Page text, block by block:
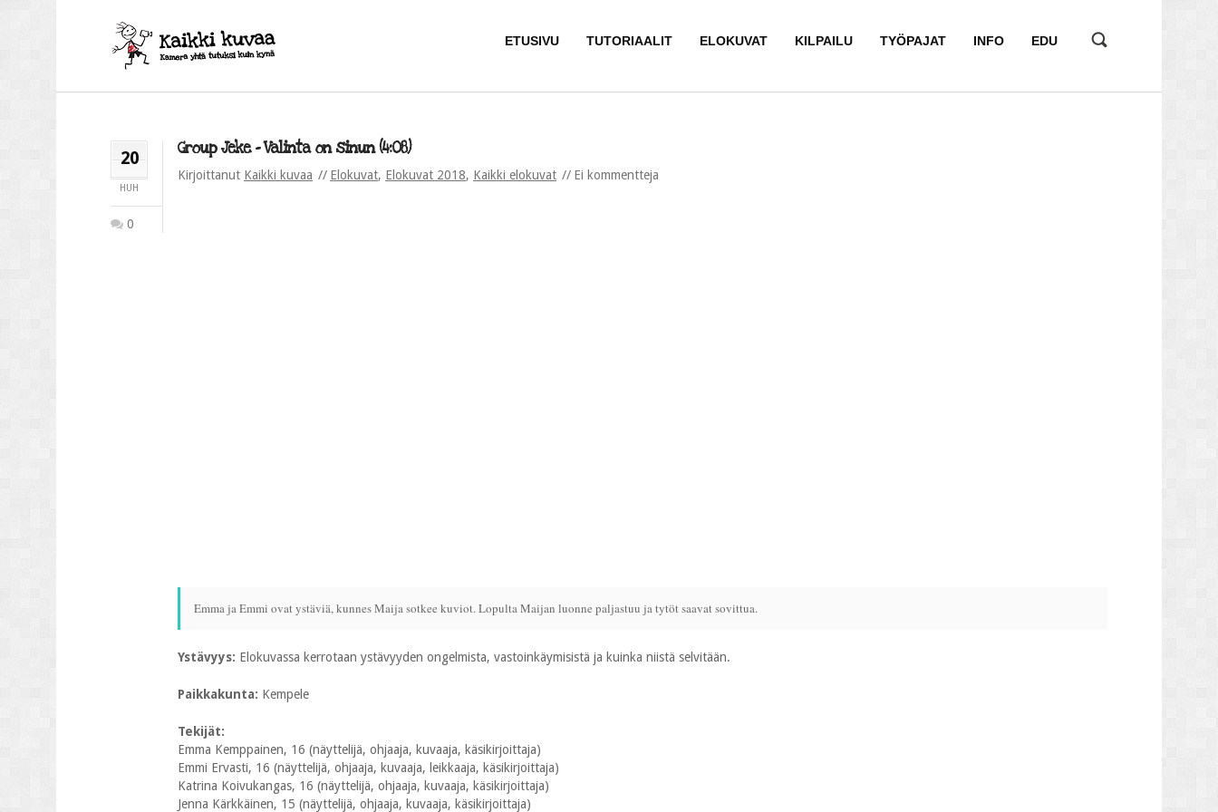
ETUSIVU TUTORIAALIT ELOKUVAT KILPAILU TYÖPAJAT INFO EDU
20
HUH
0
Group Jeke – Valinta on sinun (4:08)
Kirjoittanut Kaikki kuvaa Elokuvat, Elokuvat 2018, Kaikki elokuvat Ei kommentteja
Emma ja Emmi ovat ystäviä, kunnes Maija sotkee kuviot. Lopulta Maijan luonne paljastuu ja tytöt saavat sovittua.
Ystävyys: Elokuvassa kerrotaan ystävyyden ongelmista, vastoinkäymisistä ja kuinka niistä selvitään.
Paikkakunta: Kempele
Tekijät:
Emma Kemppainen, 16 (näyttelijä, ohjaaja, kuvaaja, käsikirjoittaja)
Emmi Ervasti, 16 (näyttelijä, ohjaaja, kuvaaja, leikkaaja, käsikirjoittaja)
Katrina Koivukangas, 16 (näyttelijä, ohjaaja, kuvaaja, käsikirjoittaja)
Jenna Kärkkäinen, 15 (näyttelijä, ohjaaja, kuvaaja, käsikirjoittaja)